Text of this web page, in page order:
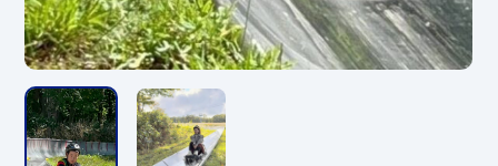
营业时间
18:00～风一吹就结束
*一趟航班最多可容纳 5 人，飞行时间约 5
分钟。